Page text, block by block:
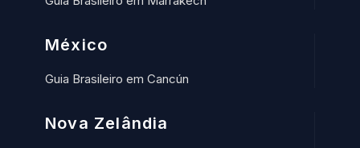
México
Guia Brasileiro em Cancún
Nova Zelândia